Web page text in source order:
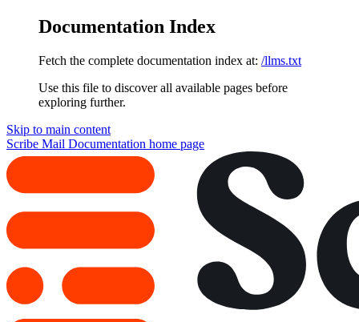
Documentation Index
Fetch the complete documentation index at: /llms.txt
Use this file to discover all available pages before
exploring further.
Skip to main content
Scribe Mail Documentation home page